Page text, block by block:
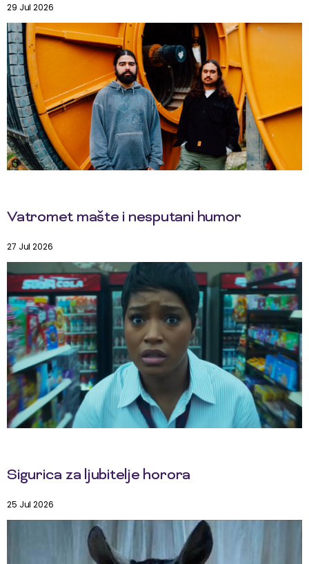
29 Jul 2026
Vatromet mašte i nesputani humor
27 Jul 2026
Sigurica za ljubitelje horora
25 Jul 2026